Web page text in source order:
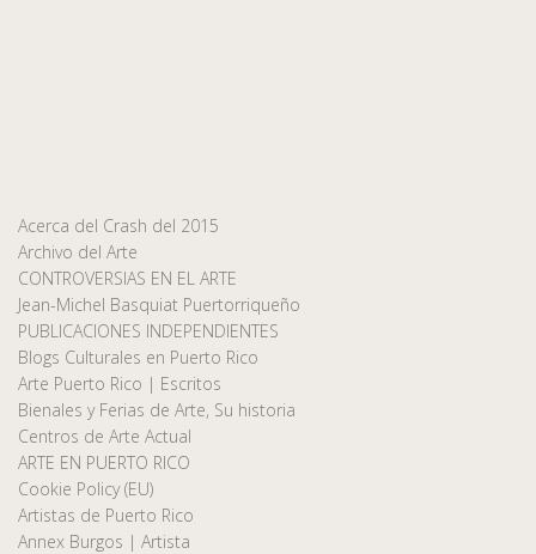
Acerca del Crash del 2015
Archivo del Arte
CONTROVERSIAS EN EL ARTE
Jean-Michel Basquiat Puertorriqueño
PUBLICACIONES INDEPENDIENTES
Blogs Culturales en Puerto Rico
Arte Puerto Rico | Escritos
Bienales y Ferias de Arte, Su historia
Centros de Arte Actual
ARTE EN PUERTO RICO
Cookie Policy (EU)
Artistas de Puerto Rico
Annex Burgos | Artista